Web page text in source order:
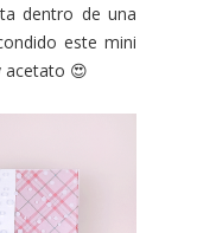
dentro de una
este mini
acetato 😍